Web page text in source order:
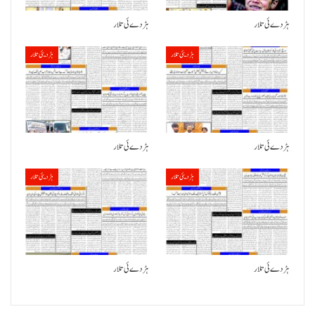
ہڑدے ئی تلار ہڑدے ئی تلار
ہڑدیئی تلار
ہڑدے ئی تلار
ہڑدیئی تلار
ہڑدے ئی تلار
ہڑدیئی تلار
ہڑدے ئی تلار
ہڑدیئی تلار
ہڑدے ئی تلار